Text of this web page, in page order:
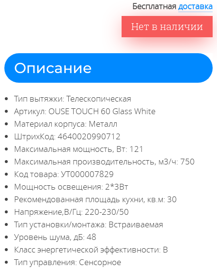
Бесплатнаядоставка
Нет в наличии
Описание
Тип вытяжки: Телескопическая
Артикул: OUSE TOUCH 60 Glass White
Материал корпуса: Металл
ШтрихКод: 4640020990712
Максимальная мощность, Вт: 121
Максимальная производительность, м3/ч: 750
Код товара: УТ000007829
Мощность освещения: 2*3Вт
Рекомендованная площадь кухни, кв.м: 30
Напряжение,В/Гц: 220-230/50
Тип установки/монтажа: Встраиваемая
Уровень шума, дБ: 48
Класс энергетической эффективности: B
Тип управления: Сенсорное